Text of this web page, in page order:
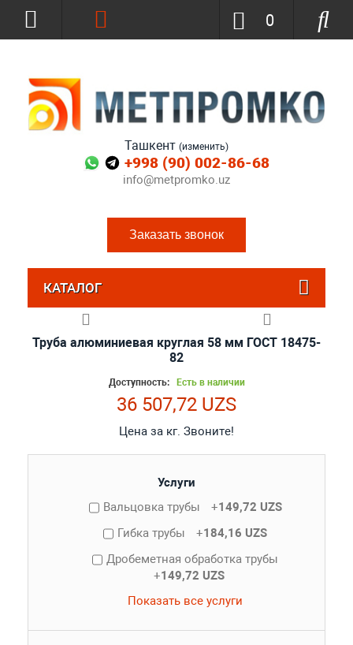
Ташкент (изменить)
+998 (90) 002-86-68
info@metpromko.uz
Заказать звонок
0
КАТАЛОГ
Труба алюминиевая круглая 58 мм ГОСТ 18475-
82
Доступность: Есть в наличии
36 507,72 UZS
Цена за кг. Звоните!
Услуги
Вальцовка трубы
+149,72 UZS
Гибка трубы
+184,16 UZS
Дробеметная обработка трубы
+149,72 UZS
Показать все услуги